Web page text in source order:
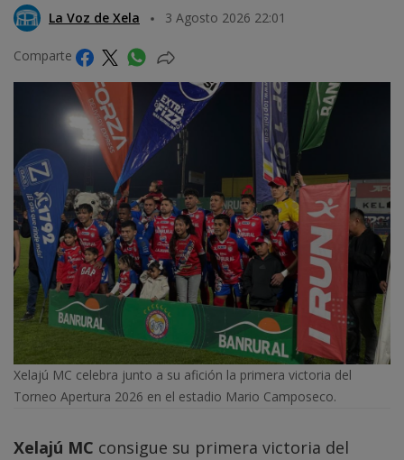
La Voz de Xela 3 Agosto 2026 22:01
Comparte
Xelajú MC celebra junto a su afición la primera victoria del
Torneo Apertura 2026 en el estadio Mario Camposeco.
Xelajú MC consigue su primera victoria del